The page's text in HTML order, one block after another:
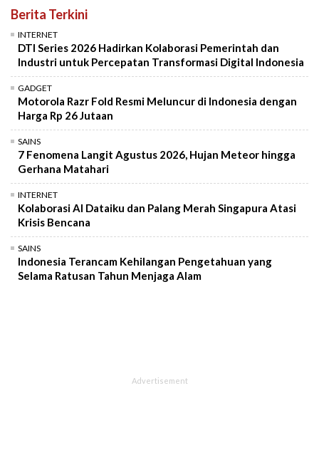
Berita Terkini
INTERNET
DTI Series 2026 Hadirkan Kolaborasi Pemerintah dan
Industri untuk Percepatan Transformasi Digital Indonesia
GADGET
Motorola Razr Fold Resmi Meluncur di Indonesia dengan
Harga Rp 26 Jutaan
SAINS
7 Fenomena Langit Agustus 2026, Hujan Meteor hingga
Gerhana Matahari
INTERNET
Kolaborasi AI Dataiku dan Palang Merah Singapura Atasi
Krisis Bencana
SAINS
Indonesia Terancam Kehilangan Pengetahuan yang
Selama Ratusan Tahun Menjaga Alam